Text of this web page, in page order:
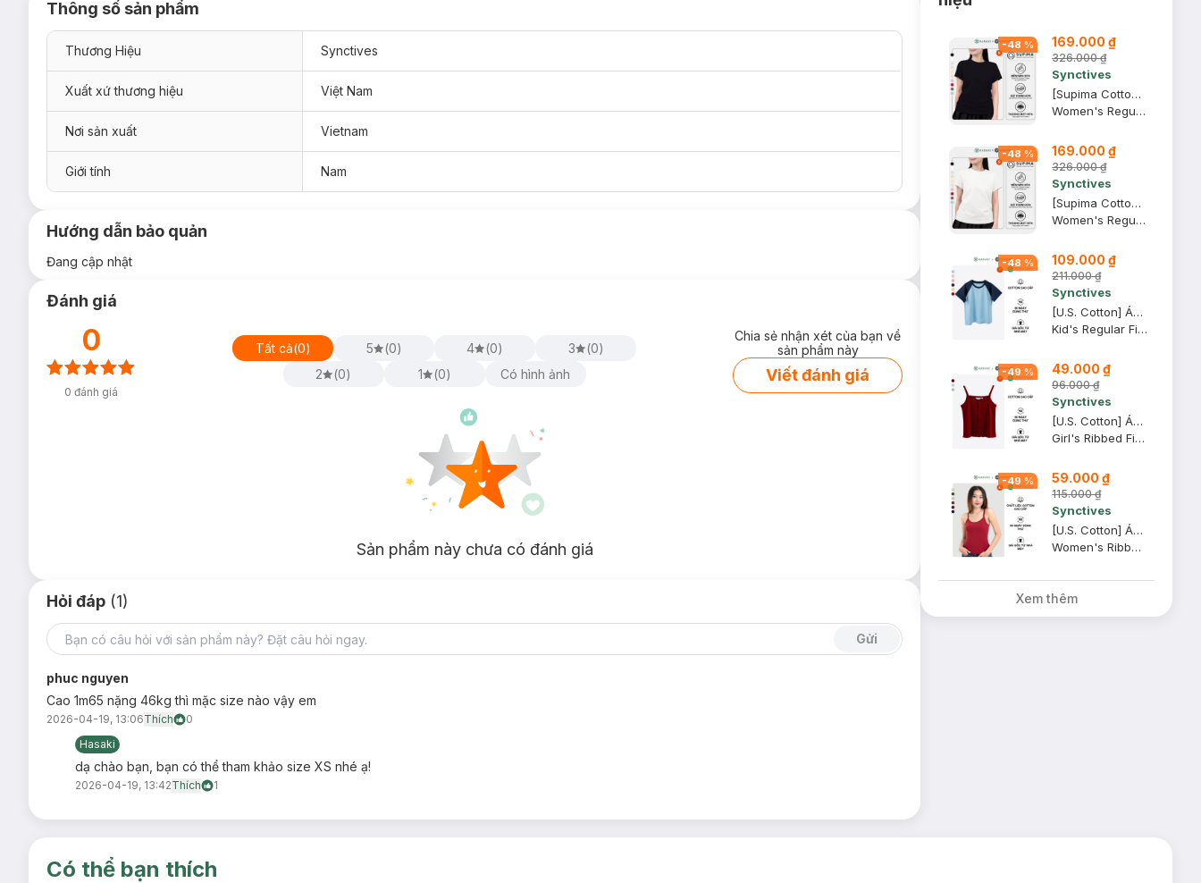
Thông số sản phẩm
Thương Hiệu Synctives
Xuất xứ thương hiệu Việt Nam
Nơi sản xuất Vietnam
Giới tính Nam
Hướng dẫn bảo quản
Đang cập nhật
Đánh giá
0
0 đánh giá
Tất cả(0) 5 (0) 4 (0) 3 (0)
2
(0) 1 (0) Có hình ảnh
Chia sẻ nhận xét của bạn về
sản phẩm này
Viết đánh giá
Sản phẩm này chưa có đánh giá
Hỏi đáp (1)
Gửi
phuc nguyen
Cao 1m65 nặng 46kg thì mặc size nào vậy em
2026-04-19, 13:06Thích
0
Hasaki
dạ chào bạn, bạn có thể tham khảo size XS nhé ạ!
2026-04-19, 13:42Thích 1
-48 % 169.000 ₫
326.000 ₫
Synctives
[Supima Cotton] Áo Thun Nữ Synctives Regular Fit, Đen, S - CWTS02
Women's Regular Fit Curved Hem T-Shirt
-48 % 169.000 ₫
326.000 ₫
Synctives
[Supima Cotton] Áo Thun Nữ Synctives Regular Fit, Trắng, S - CWTS02
Women's Regular Fit Curved Hem T-Shirt
-48 % 109.000 ₫
211.000 ₫
Synctives
[U.S. Cotton] Áo Thun Tay Raglan Trẻ Em Synctives Regular Fit, Xanh Mây / Xanh Navy, 7 - CCTS0006
Kid's Regular Fit Raglan T-Shirt
-49 % 49.000 ₫
96.000 ₫
Synctives
[U.S. Cotton] Áo Hai Dây Trẻ Em Synctives Slim Fit, Đỏ Samba, 7 - CGCA0005
Girl's Ribbed Fitted Cami Top
-49 % 59.000 ₫
115.000 ₫
Synctives
[U.S. Cotton] Áo Hai Dây Nữ Synctives Slim Fit, Đỏ Samba, XL - CWCA0005
Women's Ribbed Fitted Cami Top
Xem thêm
Có thể bạn thích